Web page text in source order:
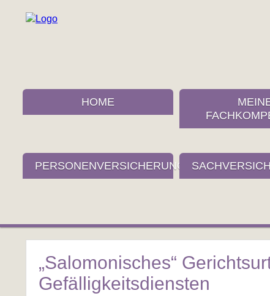
HOME
PERSONENVERSICHERUNGEN
„Salomonisches“
Gefälligkeitsdiensten